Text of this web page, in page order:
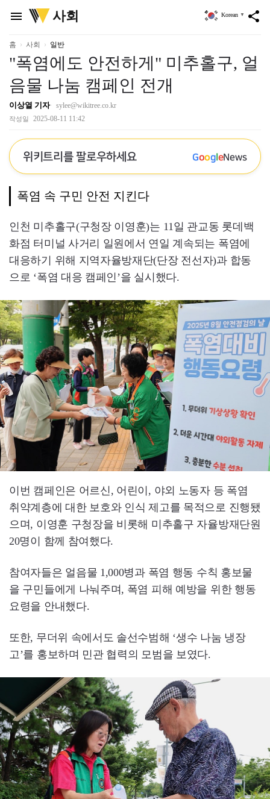
menu
위
키
리
사회 share
Korean ▼
홈 사회 일반
"폭염에도 안전하게" 미추홀구, 얼
음물 나눔 캠페인 전개
이상열 기자 sylee@wikitree.co.kr
작성일 2025-08-11 11:42
위키트리를 팔로우하세요 GoogleNews
폭염 속 구민 안전 지킨다
인천 미추홀구(구청장 이영훈)는 11일 관교동 롯데백
화점 터미널 사거리 일원에서 연일 계속되는 폭염에
대응하기 위해 지역자율방재단(단장 전선자)과 합동
으로 ‘폭염 대응 캠페인’을 실시했다.
이번 캠페인은 어르신, 어린이, 야외 노동자 등 폭염
취약계층에 대한 보호와 인식 제고를 목적으로 진행됐
으며, 이영훈 구청장을 비롯해 미추홀구 자율방재단원
20명이 함께 참여했다.
참여자들은 얼음물 1,000병과 폭염 행동 수칙 홍보물
을 구민들에게 나눠주며, 폭염 피해 예방을 위한 행동
요령을 안내했다.
또한, 무더위 속에서도 솔선수범해 ‘생수 나눔 냉장
고’를 홍보하며 민관 협력의 모범을 보였다.